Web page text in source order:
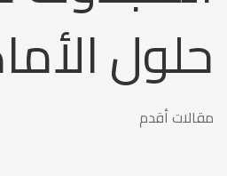
حلول
تصفّح
مقالات أقدم